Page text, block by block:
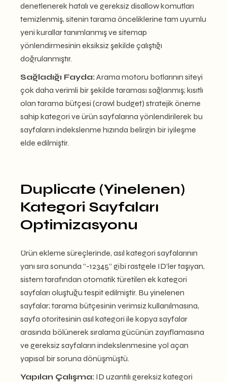
denetlenerek hatalı ve gereksiz disallow komutları
temizlenmiş, sitenin tarama önceliklerine tam uyumlu
yeni kurallar tanımlanmış ve sitemap
yönlendirmesinin eksiksiz şekilde çalıştığı
doğrulanmıştır.
Sağladığı Fayda: Arama motoru botlarının siteyi
çok daha verimli bir şekilde taraması sağlanmış; kısıtlı
olan tarama bütçesi (crawl budget) stratejik öneme
sahip kategori ve ürün sayfalarına yönlendirilerek bu
sayfaların indekslenme hızında belirgin bir iyileşme
elde edilmiştir.
Duplicate (Yinelenen)
Kategori Sayfaları
Optimizasyonu
Ürün ekleme süreçlerinde, asıl kategori sayfalarının
yanı sıra sonunda “-12345” gibi rastgele ID’ler taşıyan,
sistem tarafından otomatik türetilen ek kategori
sayfaları oluştuğu tespit edilmiştir. Bu yinelenen
sayfalar; tarama bütçesinin verimsiz kullanılmasına,
sayfa otoritesinin asıl kategori ile kopya sayfalar
arasında bölünerek sıralama gücünün zayıflamasına
ve gereksiz sayfaların indekslenmesine yol açan
yapısal bir soruna dönüşmüştü.
Yapılan Çalışma: ID uzantılı gereksiz kategori